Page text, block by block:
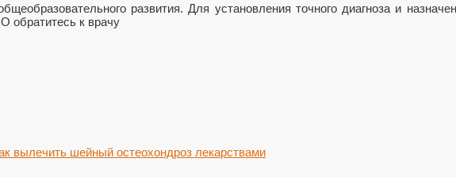
развития. Для установления точного диагноза и
к врачу
вылечить шейный остеохондроз лекарствами